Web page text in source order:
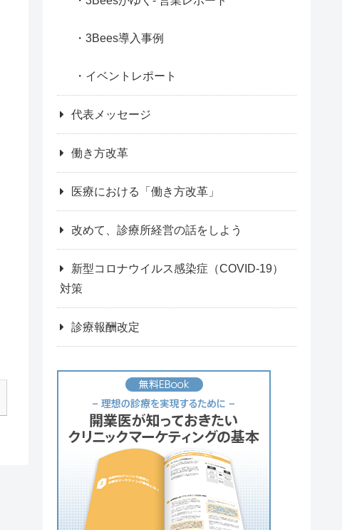
3Bees導入事例
イベントレポート
代表メッセージ
働き方改革
医療における「働き方改革」
改めて、診療所経営の話をしよう
新型コロナウイルス感染症（COVID-19）
対策
診療報酬改定